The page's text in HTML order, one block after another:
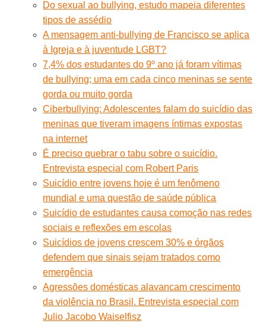
Do sexual ao bullying, estudo mapeia diferentes
tipos de assédio
A mensagem anti-bullying de Francisco se aplica
à Igreja e à juventude LGBT?
7,4% dos estudantes do 9º ano já foram vítimas
de bullying; uma em cada cinco meninas se sente
gorda ou muito gorda
Ciberbullying: Adolescentes falam do suicídio das
meninas que tiveram imagens íntimas expostas
na internet
É preciso quebrar o tabu sobre o suicídio.
Entrevista especial com Robert Paris
Suicídio entre jovens hoje é um fenômeno
mundial e uma questão de saúde pública
Suicídio de estudantes causa comoção nas redes
sociais e reflexões em escolas
Suicídios de jovens crescem 30% e órgãos
defendem que sinais sejam tratados como
emergência
Agressões domésticas alavancam crescimento
da violência no Brasil. Entrevista especial com
Julio Jacobo Waiselfisz